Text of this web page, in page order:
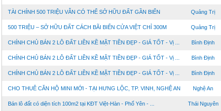
TÀI CHÍNH 500 TRIỆU VẪN CÓ THỂ SỞ HỮU ĐẤT GẦN BIỂN Quảng Trị
500 TRIỆU – SỞ HỮU ĐẤT CÁCH BÃI BIỂN CỬA VIỆT CHỈ 300M Quảng Trị
CHÍNH CHỦ BÁN 2 LÔ ĐẤT LIỀN KỀ MẶT TIỀN ĐẸP - GIÁ TỐT - Vị ... Bình Định
CHÍNH CHỦ BÁN 2 LÔ ĐẤT LIỀN KỀ MẶT TIỀN ĐẸP - GIÁ TỐT - Vị ... Bình Định
CHÍNH CHỦ BÁN 2 LÔ ĐẤT LIỀN KỀ MẶT TIỀN ĐẸP - GIÁ TỐT - Vị ... Bình Định
CHO THUÊ CĂN HỘ MINI MỚI - TẠI HƯNG LỘC, TP. VINH, NGHỆ AN Nghệ An
Bán lô đất có diện tích 100m2 tại KĐT Việt-Hàn - Phổ Yên - ... Thái Nguyên